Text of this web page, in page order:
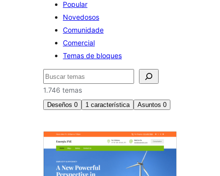
Popular
Novedosos
Comunidade
Comercial
Temas de bloques
Buscar
1.746 temas
Deseños 0 1 característica Asuntos 0
Temas
de
bloques